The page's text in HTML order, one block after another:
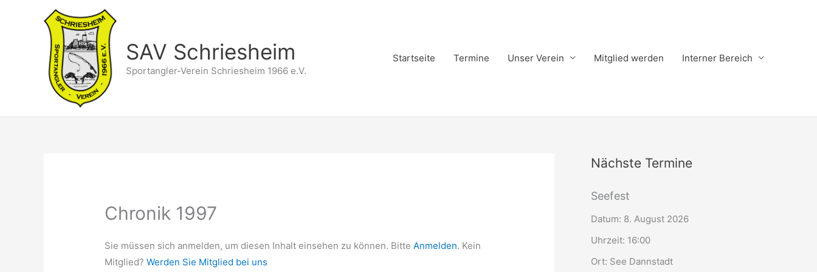
SAV Schriesheim
Sportangler-Verein Schriesheim 1966 e.V.
Startseite Termine Unser Verein Mitglied werden Interner Bereich
Chronik 1997
Sie müssen sich anmelden, um diesen Inhalt einsehen zu können. BitteAnmelden. Kein
Mitglied?Werden Sie Mitglied bei uns
Nächste Termine
Seefest
Datum: 8. August 2026
Uhrzeit: 16:00
Ort: See Dannstadt